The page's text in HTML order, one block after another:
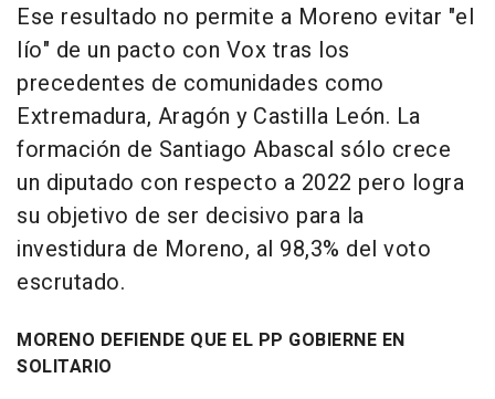
Ese resultado no permite a Moreno evitar "el
lío" de un pacto con Vox tras los
precedentes de comunidades como
Extremadura, Aragón y Castilla León. La
formación de Santiago Abascal sólo crece
un diputado con respecto a 2022 pero logra
su objetivo de ser decisivo para la
investidura de Moreno, al 98,3% del voto
escrutado.
MORENO DEFIENDE QUE EL PP GOBIERNE EN
SOLITARIO